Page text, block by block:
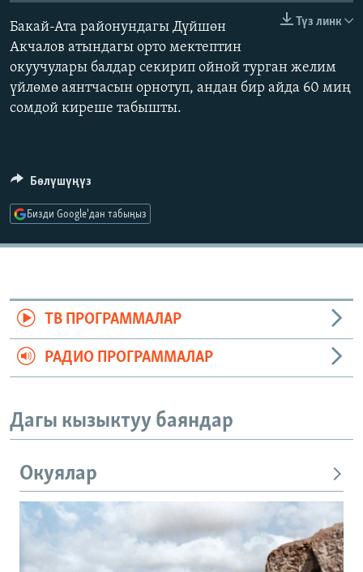
АЗАТТЫК+
ЫҢГАЙСЫЗ СУРООЛОР
Түз линк
Бакай-Ата районундагы Дүйшөн
Акчалов атындагы орто мектептин
окуучулары балдар секирип ойной турган желим
үйлөмө аянтчасын орнотуп, андан бир айда 60 миң
сомдой киреше табышты.
Бөлүшүңүз
Бизди Google'дан табыңыз
ТВ ПРОГРАММАЛАР
РАДИО ПРОГРАММАЛАР
Дагы кызыктуу баяндар
Окуялар